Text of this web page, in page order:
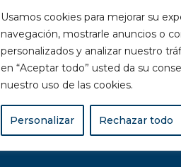
Usamos cookies para mejorar su
navegación, mostrarle anuncios o
personalizados y analizar nuestro
en “Aceptar todo” usted da su
nuestro uso de las cookies.
Personalizar Rechazar todo